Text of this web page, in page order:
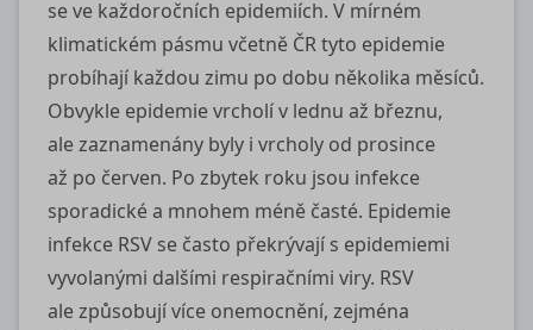
se ve každoročních epidemiích. V mírném
klimatickém pásmu včetně ČR tyto epidemie
probíhají každou zimu po dobu několika měsíců.
Obvykle epidemie vrcholí v lednu až březnu,
ale zaznamenány byly i vrcholy od prosince
až po červen. Po zbytek roku jsou infekce
sporadické a mnohem méně časté. Epidemie
infekce RSV se často překrývají s epidemiemi
vyvolanými dalšími respiračními viry. RSV
ale způsobují více onemocnění, zejména